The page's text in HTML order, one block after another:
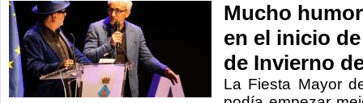
Mucho
en el inicio
de Invierno
La Fiesta Mayor